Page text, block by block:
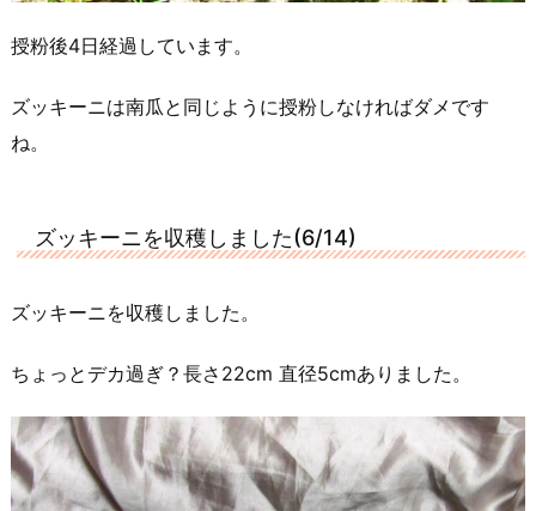
授粉後4日経過しています。
ズッキーニは南瓜と同じように授粉しなければダメです
ね。
ズッキーニを収穫しました(6/14)
ズッキーニを収穫しました。
ちょっとデカ過ぎ？長さ22cm 直径5cmありました。